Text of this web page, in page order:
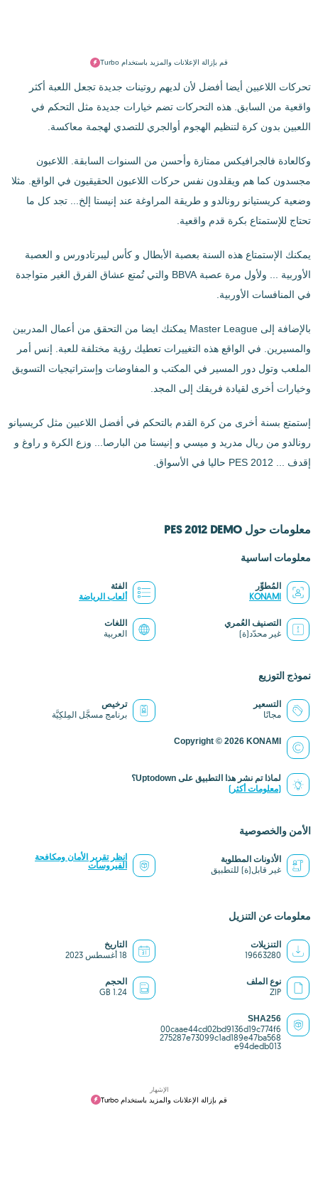
قم بإزالة الإعلانات والمزيد باستخدام Turbo
تحركات اللاعبين أيضا أفضل لأن لديهم روتينات جديدة تجعل اللعبة أكثر
واقعية من السابق. هذه التحركات تضم خيارات جديدة مثل التحكم في
اللعبين بدون كرة لتنظيم الهجوم أوالجري للتصدي لهجمة معاكسة.
وكالعادة فالجرافيكس ممتازة وأحسن من السنوات السابقة. اللاعبون
مجسدون كما هم ويقلدون نفس حركات اللاعبون الحقيقيون في الواقع. مثلا
وضعية كريستيانو رونالدو و طريقة المراوغة عند إنيستا إلخ... تجد كل ما
تحتاج للإستمتاع بكرة قدم واقعية.
يمكنك الإستمتاع هذه السنة بعصبة الأبطال و كأس ليبرتادورس و العصبة
الأوربية ... ولأول مرة عصبة BBVA والتي تُمتع عشاق الفرق الغير متواجدة
في المنافسات الأوربية.
بالإضافة إلى Master League يمكنك ايضا من التحقق من أعمال المدربين
والمسيرين. في الواقع هذه التغييرات تعطيك رؤية مختلفة للعبة. إنس أمر
الملعب وتول دور المسير في المكتب و المفاوضات وإستراتيجيات التسويق
وخيارات أخرى لقيادة فريقك إلى المجد.
إستمتع بسنة أخرى من كرة القدم بالتحكم في أفضل اللاعبين مثل كريسيانو
رونالدو من ريال مدريد و ميسي و إنيستا من البارصا... وزع الكرة و راوغ و
إقدف ... PES 2012 حاليا في الأسواق.
معلومات حول PES 2012 DEMO
معلومات اساسية
المُطوِّر
KONAMI
الفئة
ألعاب الرياضة
التصنيف العُمري
غير محدّد(ة)
اللغات
العربية
نموذج التوزيع
التسعير
مجانًا
ترخيص
برنامج مسجَّل المِلكِيَّة
Copyright © 2026 KONAMI
لماذا تم نشر هذا التطبيق على Uptodown؟
(معلومات أكثر)
الأمن والخصوصية
الأذونات المطلوبة
غير قابل(ة) للتطبيق
انظر تقرير الأمان ومكافحة
الفيروسات
معلومات عن التنزيل
التنزيلات
19663280
التاريخ
18 أغسطس 2023
نوع الملف
ZIP
الحجم
1.24 GB
SHA256
00caae44cd02bd9136d19c774f6
275287e73099c1ad189e47ba568
e94dedb013
الإشهار
قم بإزالة الإعلانات والمزيد باستخدام Turbo